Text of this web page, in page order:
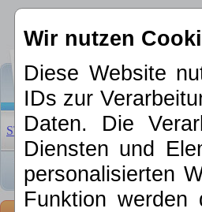
Wir nutzen
Diese Website
IDs zur
Daten. Die
Diensten und
personalisierten
Funktion
STARTSEITE| ÜBER UNS |